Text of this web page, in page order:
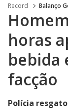
Record Balanço
horas
bebida
facção
Polícia